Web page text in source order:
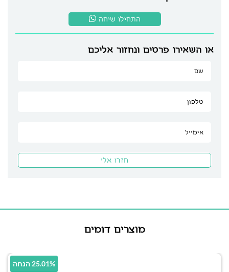
התחילו שיחה
או השאירו פרטים ונחזור אליכם
מוצרים דומים
25.01% הנחה